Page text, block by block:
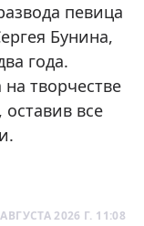
певица
Бунина,
года.
на творчестве
все
2026 Г. 11:08